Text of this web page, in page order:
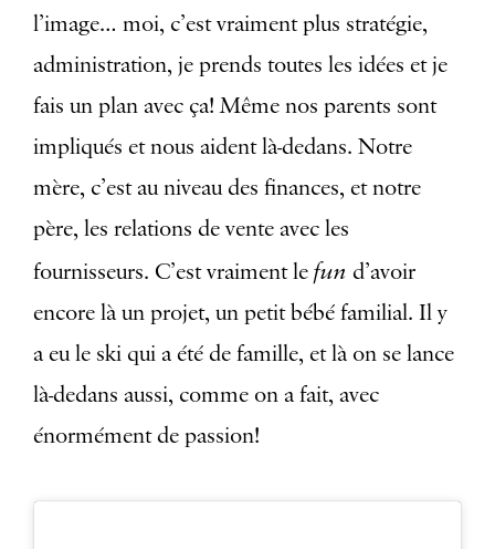
l’image… moi, c’est vraiment plus stratégie,
administration, je prends toutes les idées et je
fais un plan avec ça! Même nos parents sont
impliqués et nous aident là-dedans. Notre
mère, c’est au niveau des finances, et notre
père, les relations de vente avec les
fournisseurs. C’est vraiment le fun d’avoir
encore là un projet, un petit bébé familial. Il y
a eu le ski qui a été de famille, et là on se lance
là-dedans aussi, comme on a fait, avec
énormément de passion!